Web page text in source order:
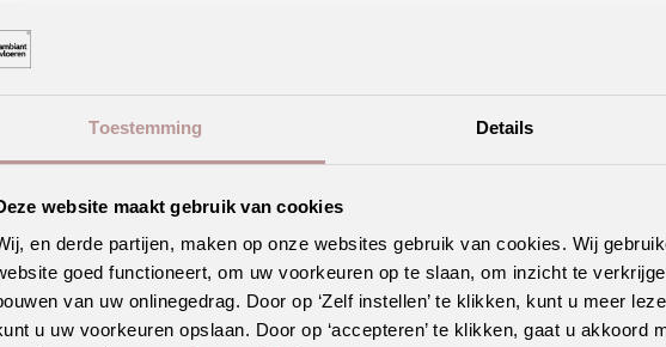
Toestemming Details
website maakt gebruik van cookies
en derde partijen, maken op onze websites gebruik van cookies. Wij
goed functioneert, om uw voorkeuren op te slaan, om inzicht te
van uw onlinegedrag. Door op ‘Zelf instellen’ te klikken, kunt u meer
u uw voorkeuren opslaan. Door op ‘accepteren’ te klikken, gaat u akkoord
binnenklimaat